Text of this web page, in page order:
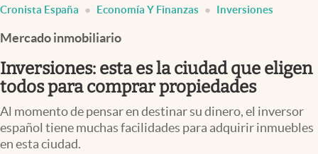
Colombia
España
Cronista España Economía Y Finanzas Inversiones
Mercado inmobiliario
Inversiones: esta es la ciudad que eligen
todos para comprar propiedades
Al momento de pensar en destinar su dinero, el inversor
español tiene muchas facilidades para adquirir inmuebles
en esta ciudad.